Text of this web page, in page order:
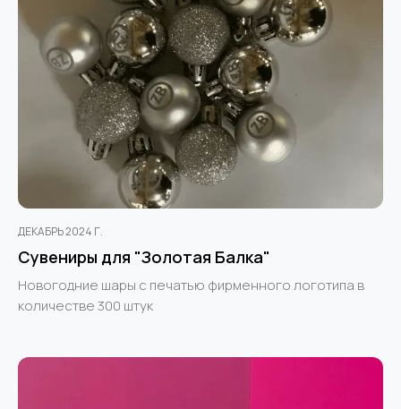
ДЕКАБРЬ 2024 Г.
Сувениры для "Золотая Балка"
Новогодние шары с печатью фирменного логотипа в
количестве 300 штук